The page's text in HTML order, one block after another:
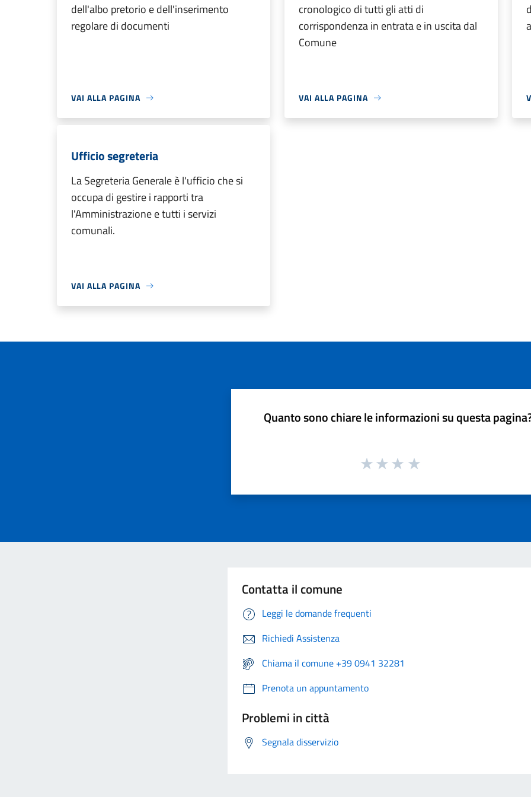
dell'albo pretorio e dell'inserimento
regolare di documenti
VAI ALLA PAGINA
cronologico di tutti gli atti di
corrispondenza in entrata e in uscita dal
Comune
VAI ALLA PAGINA
Ufficio segreteria
La Segreteria Generale è l'ufficio che si
occupa di gestire i rapporti tra
l'Amministrazione e tutti i servizi
comunali.
VAI ALLA PAGINA
Quanto sono chiare le informazioni su questa
Contatta il comune
Leggi le domande frequenti
Richiedi Assistenza
Chiama il comune +39 0941 32281
Prenota un appuntamento
Problemi in città
Segnala disservizio